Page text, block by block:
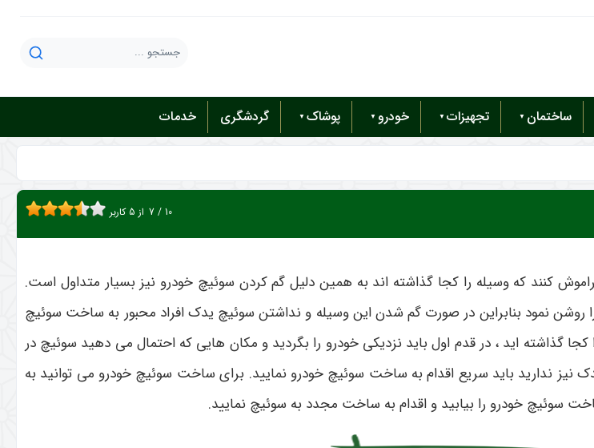
ساختمان تجهیزات خودرو پوشاک گردشگری خدمات
7 / 10 از 5 کاربر
کنند که وسیله را کجا گذاشته اند به همین دلیل گم کردن سوئیچ خودرو نیز بسیار متداول است.
روشن نمود بنابراین در صورت گم شدن این وسیله و نداشتن سوئیچ یدک افراد محبور به ساخت سوئیچ
گذاشته اید ، در قدم اول باید نزدیکی خودرو را بگردید و مکان هایی که احتمال می دهید سوئیچ در
نیز ندارید باید سریع اقدام به ساخت سوئیچ خودرو نمایید. برای ساخت سوئیچ خودرو می توانید به
سوئیچ خودرو را بیابید و اقدام به ساخت مجدد به سوئیچ نمایید.